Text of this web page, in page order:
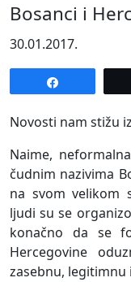
Bosanci i
30.01.2017.
Novosti nam stižu
Naime,
čudnim nazivima
na svom velikom
ljudi su se
konačno da se
Hercegovine
zasebnu,